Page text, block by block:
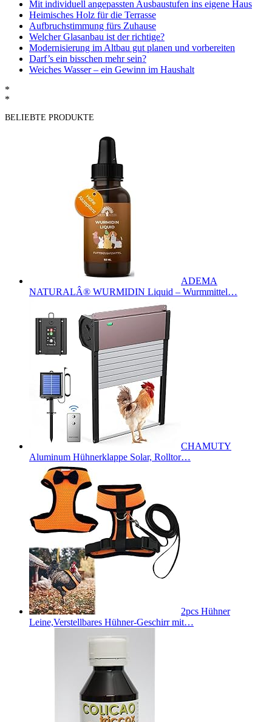
Mit individuell angepassten Ausbaustufen ins eigene Haus
Heimisches Holz für die Terrasse
Aufbruchstimmung fürs Zuhause
Welcher Glasanbau ist der richtige?
Modernisierung im Altbau gut planen und vorbereiten
Darf’s ein bisschen mehr sein?
Weiches Wasser – ein Gewinn im Haushalt
*
*
BELIEBTE PRODUKTE
ADEMA
NATURALÂ® WURMIDIN Liquid – Wurmmittel…
CHAMUTY
Aluminum Hühnerklappe Solar, Rolltor…
2pcs Hühner
Leine,Verstellbares Hühner-Geschirr mit…